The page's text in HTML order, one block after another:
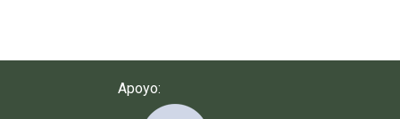
Apoyo: